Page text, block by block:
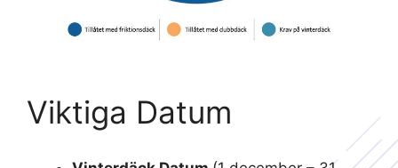
Viktiga Datum